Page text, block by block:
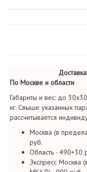
Доставка
По Москве и области
Габариты и вес: до
кг. Свыше указанных
рассчитывается
Москва (в
руб.
Область - 490+30
Экспресс Москва